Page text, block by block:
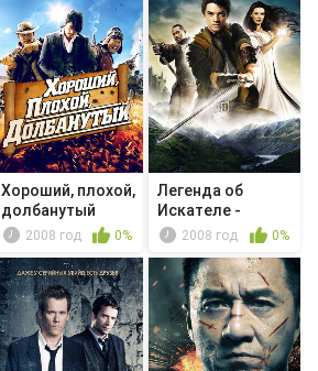
Хороший, плохой,
долбанутый
2008 год 0%
Легенда об
Искателе -
Гибельный
2008 год 0%